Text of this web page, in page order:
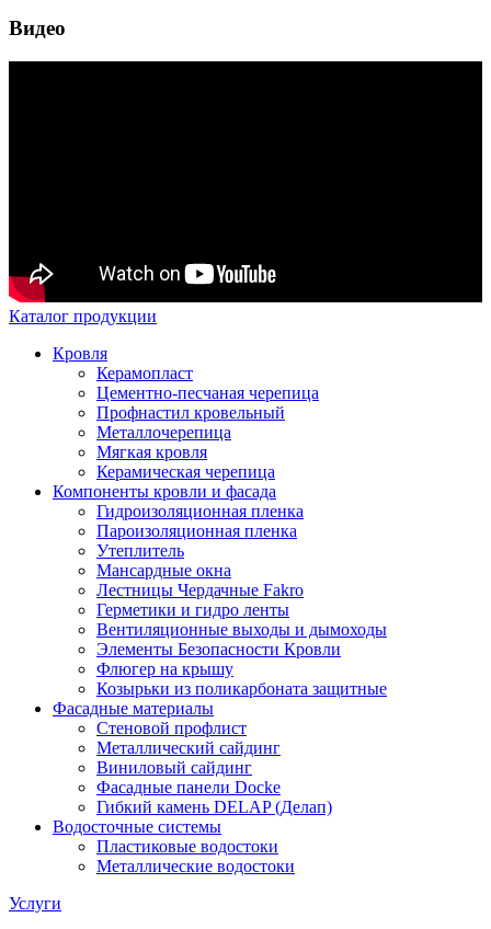
Видео
Каталог продукции
Кровля
Керамопласт
Цементно-песчаная черепица
Профнастил кровельный
Металлочерепица
Мягкая кровля
Керамическая черепица
Компоненты кровли и фасада
Гидроизоляционная пленка
Пароизоляционная пленка
Утеплитель
Мансардные окна
Лестницы Чердачные Fakro
Герметики и гидро ленты
Вентиляционные выходы и дымоходы
Элементы Безопасности Кровли
Флюгер на крышу
Козырьки из поликарбоната защитные
Фасадные материалы
Стеновой профлист
Металлический сайдинг
Виниловый сайдинг
Фасадные панели Docke
Гибкий камень DELAP (Делап)
Водосточные системы
Пластиковые водостоки
Металлические водостоки
Услуги